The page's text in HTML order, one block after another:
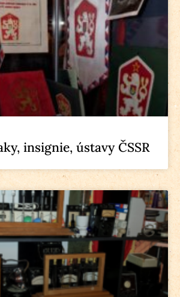
insignie, ústavy ČSSR